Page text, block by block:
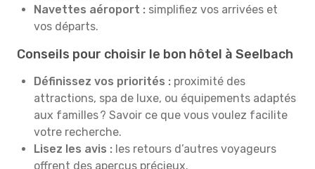
Navettes aéroport : simplifiez vos arrivées et
vos départs.
Conseils pour choisir le bon hôtel à Seelbach
Définissez vos priorités : proximité des
attractions, spa de luxe, ou équipements adaptés
aux familles ? Savoir ce que vous voulez facilite
votre recherche.
Lisez les avis : les retours d’autres voyageurs
offrent des aperçus précieux.